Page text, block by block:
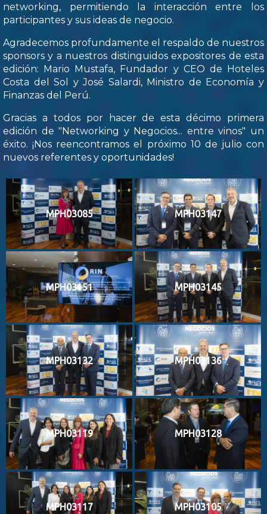
networking, permitiendo la interacción entre los
participantes y sus ideas de negocio.
Agradecemos profundamente el respaldo de nuestros
sponsors y a nuestros distinguidos expositores de esta
edición: Mario Mustafa, Fundador y CEO de Hoteles
Costa del Sol y José Salardi, Ministro de Economía y
Finanzas del Perú.
Gracias a todos por hacer de esta décimo primera
edición de "Networking y Negocios... entre vinos" un
éxito. ¡Nos reencontramos el próximo 10 de julio con
nuevos referentes y oportunidades!
MPH03085 MPH03147
MPH03151 MPH03145
MPH03132 MPH03136
MPH03119 MPH03128
MPH03117 MPH03105